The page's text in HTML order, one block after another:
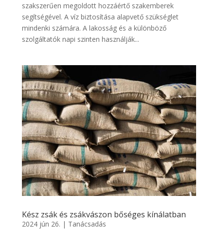
szakszerűen megoldott hozzáértő szakemberek
segítségével. A víz biztosítása alapvető szükséglet
mindenki számára. A lakosság és a különböző
szolgáltatók napi szinten használják...
Kész zsák és zsákvászon bőséges kínálatban
2024 jún 26. | Tanácsadás